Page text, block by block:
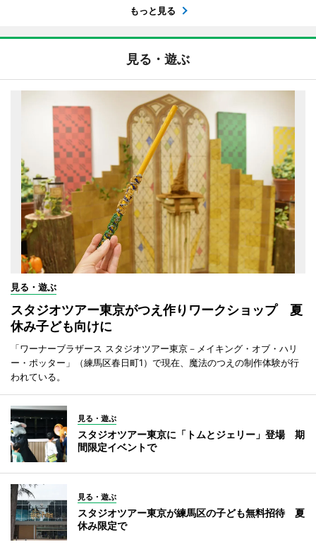
もっと見る
見る・遊ぶ
見る・遊ぶ
スタジオツアー東京がつえ作りワークショップ 夏
休み子ども向けに
「ワーナーブラザース スタジオツアー東京－メイキング・オブ・ハリ
ー・ポッター」（練馬区春日町1）で現在、魔法のつえの制作体験が行
われている。
見る・遊ぶ
スタジオツアー東京に「トムとジェリー」登場 期
間限定イベントで
見る・遊ぶ
スタジオツアー東京が練馬区の子ども無料招待 夏
休み限定で